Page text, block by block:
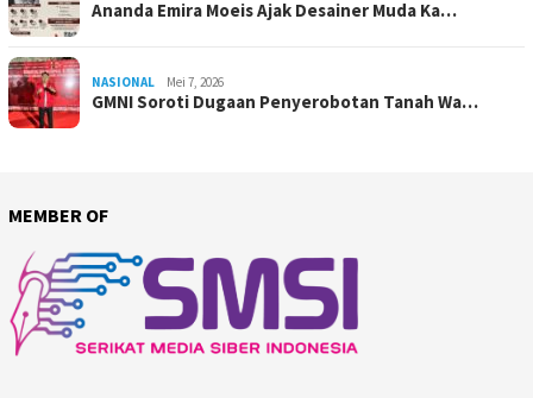
Ananda Emira Moeis Ajak Desainer Muda Ka…
NASIONAL Mei 7, 2026
GMNI Soroti Dugaan Penyerobotan Tanah Wa…
MEMBER OF